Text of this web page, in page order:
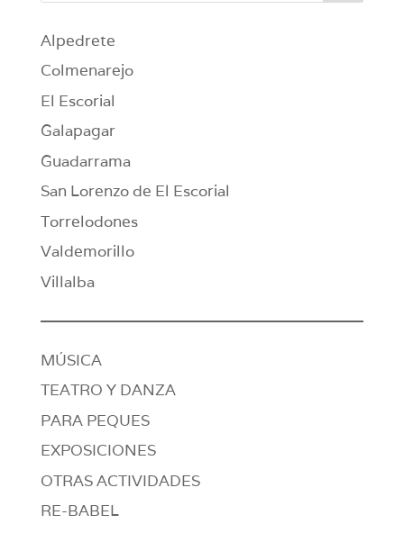
Alpedrete
Colmenarejo
El Escorial
Galapagar
Guadarrama
San Lorenzo de El Escorial
Torrelodones
Valdemorillo
Villalba
MÚSICA
TEATRO Y DANZA
PARA PEQUES
EXPOSICIONES
OTRAS ACTIVIDADES
RE-BABEL